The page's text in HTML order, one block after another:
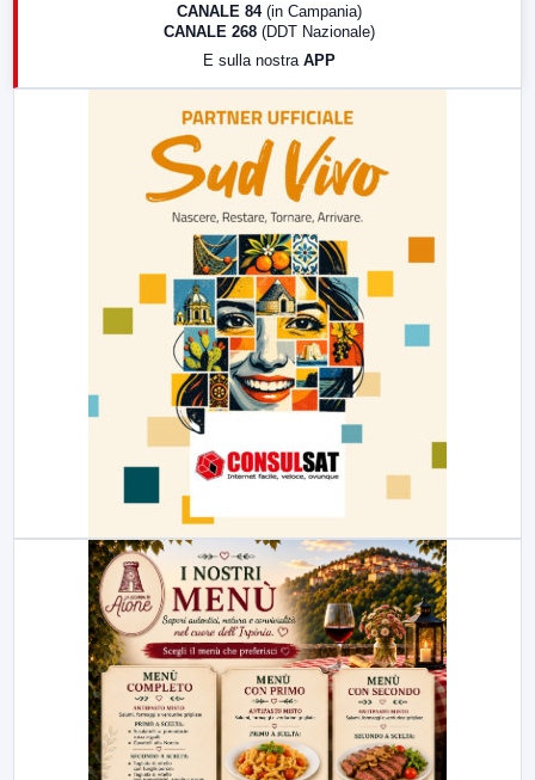
CANALE 84 (in Campania)
CANALE 268 (DDT Nazionale)
E sulla nostra APP